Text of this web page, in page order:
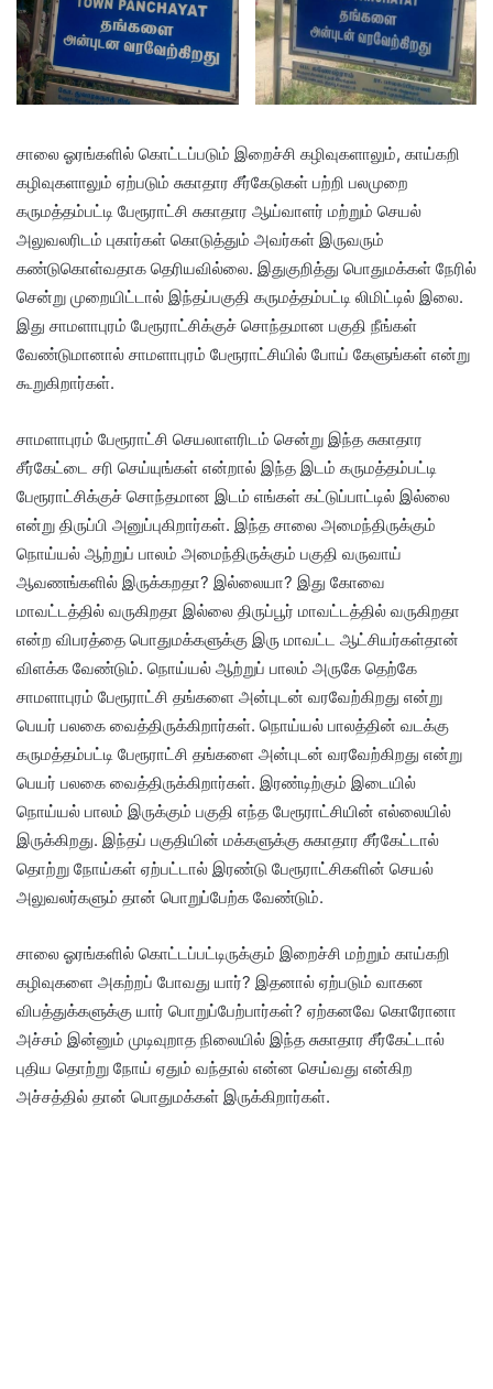
சாலை ஓரங்களில் கொட்டப்படும் இறைச்சி கழிவுகளாலும், காய்கறி
கழிவுகளாலும் ஏற்படும் சுகாதார சீர்கேடுகள் பற்றி பலமுறை
கருமத்தம்பட்டி பேரூராட்சி சுகாதார ஆய்வாளர் மற்றும் செயல்
அலுவலரிடம் புகார்கள் கொடுத்தும் அவர்கள் இருவரும்
கண்டுகொள்வதாக தெரியவில்லை. இதுகுறித்து பொதுமக்கள் நேரில்
சென்று முறையிட்டால் இந்தப்பகுதி கருமத்தம்பட்டி லிமிட்டில் இலை.
இது சாமளாபுரம் பேரூராட்சிக்குச் சொந்தமான பகுதி நீங்கள்
வேண்டுமானால் சாமளாபுரம் பேரூராட்சியில் போய் கேளுங்கள் என்று
கூறுகிறார்கள்.
சாமளாபுரம் பேரூராட்சி செயலாளரிடம் சென்று இந்த சுகாதார
சீர்கேட்டை சரி செய்யுங்கள் என்றால் இந்த இடம் கருமத்தம்பட்டி
பேரூராட்சிக்குச் சொந்தமான இடம் எங்கள் கட்டுப்பாட்டில் இல்லை
என்று திருப்பி அனுப்புகிறார்கள். இந்த சாலை அமைந்திருக்கும்
நொய்யல் ஆற்றுப் பாலம் அமைந்திருக்கும் பகுதி வருவாய்
ஆவணங்களில் இருக்கறதா? இல்லையா? இது கோவை
மாவட்டத்தில் வருகிறதா இல்லை திருப்பூர் மாவட்டத்தில் வருகிறதா
என்ற விபரத்தை பொதுமக்களுக்கு இரு மாவட்ட ஆட்சியர்கள்தான்
விளக்க வேண்டும். நொய்யல் ஆற்றுப் பாலம் அருகே தெற்கே
சாமளாபுரம் பேரூராட்சி தங்களை அன்புடன் வரவேற்கிறது என்று
பெயர் பலகை வைத்திருக்கிறார்கள். நொய்யல் பாலத்தின் வடக்கு
கருமத்தம்பட்டி பேரூராட்சி தங்களை அன்புடன் வரவேற்கிறது என்று
பெயர் பலகை வைத்திருக்கிறார்கள். இரண்டிற்கும் இடையில்
நொய்யல் பாலம் இருக்கும் பகுதி எந்த பேரூராட்சியின் எல்லையில்
இருக்கிறது. இந்தப் பகுதியின் மக்களுக்கு சுகாதார சீர்கேட்டால்
தொற்று நோய்கள் ஏற்பட்டால் இரண்டு பேரூராட்சிகளின் செயல்
அலுவலர்களும் தான் பொறுப்பேற்க வேண்டும்.
சாலை ஓரங்களில் கொட்டப்பட்டிருக்கும் இறைச்சி மற்றும் காய்கறி
கழிவுகளை அகற்றப் போவது யார்? இதனால் ஏற்படும் வாகன
விபத்துக்களுக்கு யார் பொறுப்பேற்பார்கள்? ஏற்கனவே கொரோனா
அச்சம் இன்னும் முடிவுறாத நிலையில் இந்த சுகாதார சீர்கேட்டால்
புதிய தொற்று நோய் ஏதும் வந்தால் என்ன செய்வது என்கிற
அச்சத்தில் தான் பொதுமக்கள் இருக்கிறார்கள்.